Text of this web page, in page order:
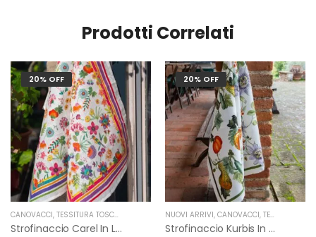
Prodotti Correlati
20% OFF
CANOVACCI, TESSITURA TOSCANA TELERIE
Strofinaccio Carel In Lino Di Tessitura Toscana Telerie
20% OFF
NUOVI ARRIVI, CANOVACCI, TESSITURA TOSCANA TELERIE
Strofinaccio Kurbis In Lino Di Tessitura Toscana Telerie